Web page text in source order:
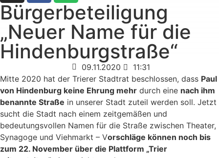
Bürgerbeteiligung
„Neuer Name für die
Hindenburgstraße“
09.11.2020
11:31
Mitte 2020 hat der Trierer Stadtrat beschlossen, dass Paul
von Hindenburg keine Ehrung mehr durch eine nach ihm
benannte Straße in unserer Stadt zuteil werden soll. Jetzt
sucht die Stadt nach einem zeitgemäßen und
bedeutungsvollen Namen für die Straße zwischen Theater,
Synagoge und Viehmarkt – Vorschläge können noch bis
zum 22. November über die Plattform „Trier